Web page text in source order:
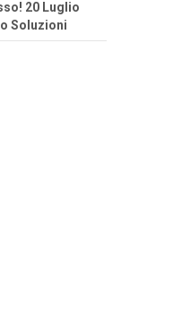
20 Luglio
Soluzioni